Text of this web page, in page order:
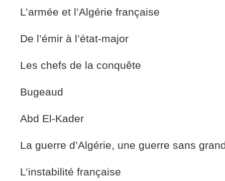
L’armée et l’Algérie française
De l’émir à l’état-major
Les chefs de la conquête
Bugeaud
Abd El-Kader
La guerre d’Algérie, une guerre sans
L’instabilité française